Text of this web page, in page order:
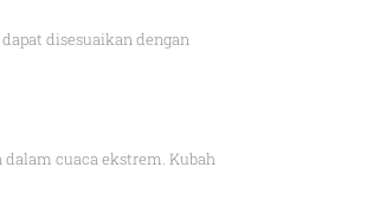
disesuaikan dengan
dalam cuaca ekstrem. Kubah